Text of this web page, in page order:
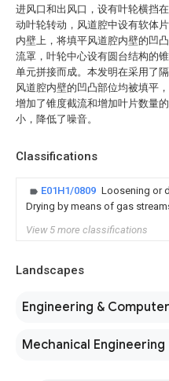
进风口和出风口，设有叶轮横挡
动叶轮转动，风道腔中设有软体
内壁上，将填平风道腔内壁的凹
流罩，叶轮中心设有圆台结构的
单元拼接而成。本发明在采用了
风道腔内壁的凹凸部位均被填平
增加了锥度截流和增加叶片数量
小，降低了噪音。
Classifications
E01H1/0809 Loosening or
Drying by means of gas
View 5 more classifications
Landscapes
Engineering &
Mechanical Engineering